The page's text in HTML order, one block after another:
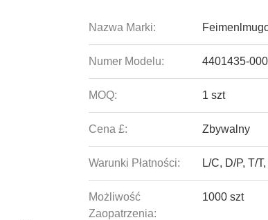
Nazwa Marki:
Numer Modelu: 4401435-
MOQ: 1 szt
Cena £: Zbywalny
Warunki Płatności: L/C, D/P, T/
Możliwość
Zaopatrzenia:
1000 szt